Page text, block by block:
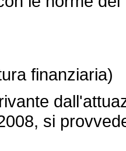
finanziaria)
si